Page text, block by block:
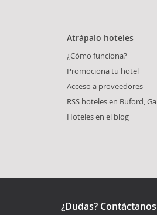
Atrápalo hoteles
¿Cómo funciona?
Promociona tu hotel
Acceso a proveedores
RSS hoteles en Buford, Ga
Hoteles en el blog
¿Dudas? Contáctanos